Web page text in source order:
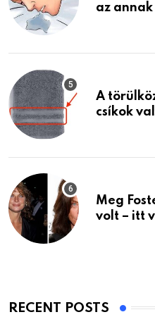
az
A
csíkok
Meg
volt – itt
RECENT POSTS